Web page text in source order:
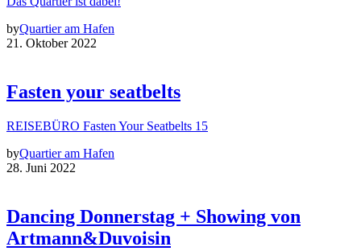
byQuartier am Hafen
21. Oktober 2022
Fasten your seatbelts
REISEBÜRO Fasten Your Seatbelts 15
byQuartier am Hafen
28. Juni 2022
Dancing Donnerstag + Showing von
Artmann&Duvoisin